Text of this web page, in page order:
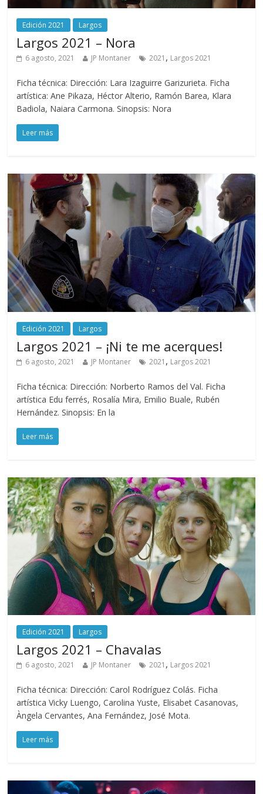
Edición 2021 Largos
Largos 2021 – Nora
6 agosto, 2021 JP Montaner 2021 , Largos 2021
Ficha técnica: Dirección: Lara Izaguirre Garizurieta. Ficha
artística: Ane Pikaza, Héctor Alterio, Ramón Barea, Klara
Badiola, Naiara Carmona. Sinopsis: Nora
Leer más
Edición 2021 Largos
Largos 2021 – ¡Ni te me acerques!
6 agosto, 2021 JP Montaner 2021 , Largos 2021
Ficha técnica: Dirección: Norberto Ramos del Val. Ficha
artística Edu ferrés, Rosalía Mira, Emilio Buale, Rubén
Hernández. Sinopsis: En la
Leer más
Edición 2021 Largos
Largos 2021 – Chavalas
6 agosto, 2021 JP Montaner 2021 , Largos 2021
Ficha técnica: Dirección: Carol Rodríguez Colás. Ficha
artística Vicky Luengo, Carolina Yuste, Elisabet Casanovas,
Àngela Cervantes, Ana Fernández, José Mota.
Leer más